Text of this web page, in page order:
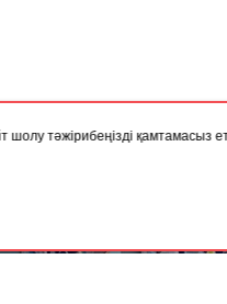
шолу тәжірибеңізді